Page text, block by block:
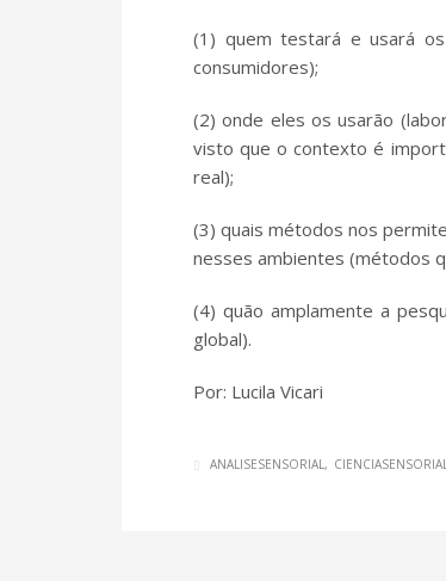
(1) quem testará e usará
consumidores);
(2) onde eles os usarão
visto que o contexto é
real);
(3) quais métodos nos
nesses ambientes (métodos
(4) quão amplamente a
global).
Por: Lucila Vicari
ANALISESENSORIAL